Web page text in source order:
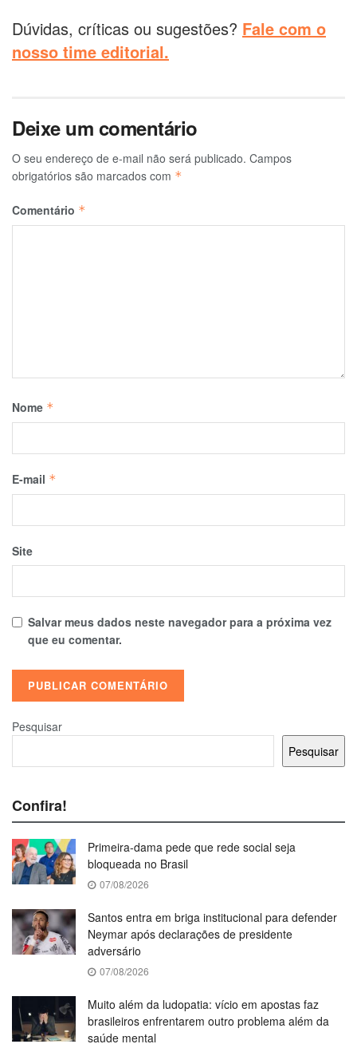
Dúvidas, críticas ou sugestões? Fale com o
nosso time editorial.
Deixe um comentário
O seu endereço de e-mail não será publicado. Campos
obrigatórios são marcados com *
Comentário *
Nome *
E-mail *
Site
Salvar meus dados neste navegador para a próxima vez
que eu comentar.
Pesquisar
Pesquisar
Confira!
Primeira-dama pede que rede social seja
bloqueada no Brasil
07/08/2026
Santos entra em briga institucional para defender
Neymar após declarações de presidente
adversário
07/08/2026
Muito além da ludopatia: vício em apostas faz
brasileiros enfrentarem outro problema além da
saúde mental